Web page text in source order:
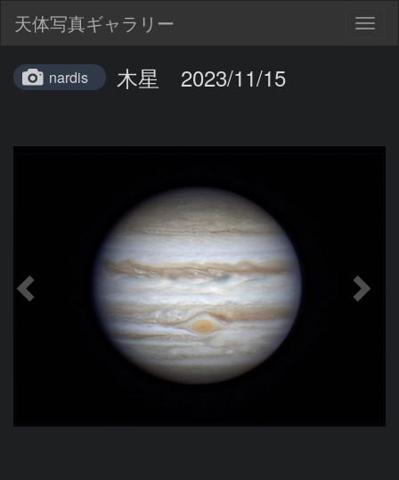
天体写真ギャラリー
nardis 木星 2023/11/15